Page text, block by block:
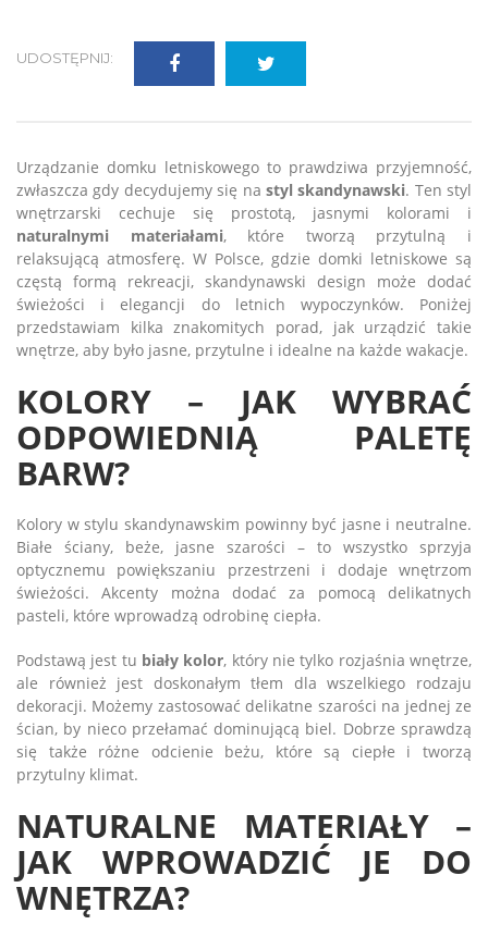
UDOSTĘPNIJ:
Urządzanie domku letniskowego to prawdziwa przyjemność,
zwłaszcza gdy decydujemy się na styl skandynawski. Ten styl
wnętrzarski cechuje się prostotą, jasnymi kolorami i
naturalnymi materiałami, które tworzą przytulną i
relaksującą atmosferę. W Polsce, gdzie domki letniskowe są
częstą formą rekreacji, skandynawski design może dodać
świeżości i elegancji do letnich wypoczynków. Poniżej
przedstawiam kilka znakomitych porad, jak urządzić takie
wnętrze, aby było jasne, przytulne i idealne na każde wakacje.
KOLORY – JAK WYBRAĆ
ODPOWIEDNIĄ PALETĘ
BARW?
Kolory w stylu skandynawskim powinny być jasne i neutralne.
Białe ściany, beże, jasne szarości – to wszystko sprzyja
optycznemu powiększaniu przestrzeni i dodaje wnętrzom
świeżości. Akcenty można dodać za pomocą delikatnych
pasteli, które wprowadzą odrobinę ciepła.
Podstawą jest tu biały kolor, który nie tylko rozjaśnia wnętrze,
ale również jest doskonałym tłem dla wszelkiego rodzaju
dekoracji. Możemy zastosować delikatne szarości na jednej ze
ścian, by nieco przełamać dominującą biel. Dobrze sprawdzą
się także różne odcienie beżu, które są ciepłe i tworzą
przytulny klimat.
NATURALNE MATERIAŁY –
JAK WPROWADZIĆ JE DO
WNĘTRZA?